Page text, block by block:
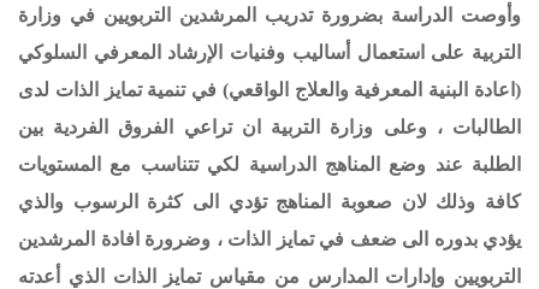
وأوصت الدراسة بضرورة تدريب المرشدين التربويين في وزارة
التربية على استعمال أساليب وفنيات الإرشاد المعرفي السلوكي
(اعادة البنية المعرفية والعلاج الواقعي) في تنمية تمايز الذات لدى
الطالبات ، وعلى وزارة التربية ان تراعي الفروق الفردية بين
الطلبة عند وضع المناهج الدراسية لكي تتناسب مع المستويات
كافة وذلك لان صعوبة المناهج تؤدي الى كثرة الرسوب والذي
يؤدي بدوره الى ضعف في تمايز الذات ، وضرورة افادة المرشدين
التربويين وإدارات المدارس من مقياس تمايز الذات الذي أعدته